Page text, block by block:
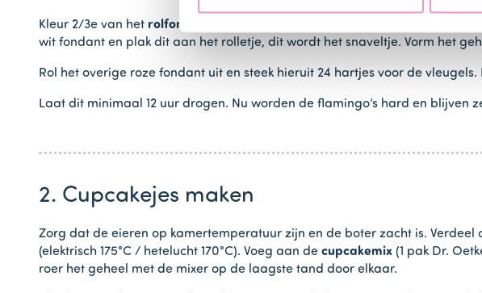
Kleur 2/3e van het rolfondant
tot een mooie
wit fondant en plak dit aan het rolletje, dit wordt het snaveltje. Vorm het
Rol het overige roze fondant uit en steek hieruit 24 hartjes voor de
Laat dit minimaal 12 uur drogen. Nu worden de flamingo’s hard en blijven
2. Cupcakejes maken
Zorg dat de eieren op kamertemperatuur zijn en de boter zacht is.
(elektrisch 175°C / hetelucht 170°C). Voeg aan de cupcakemix (1 pak Dr.
roer het geheel met de mixer op de laagste tand door elkaar.